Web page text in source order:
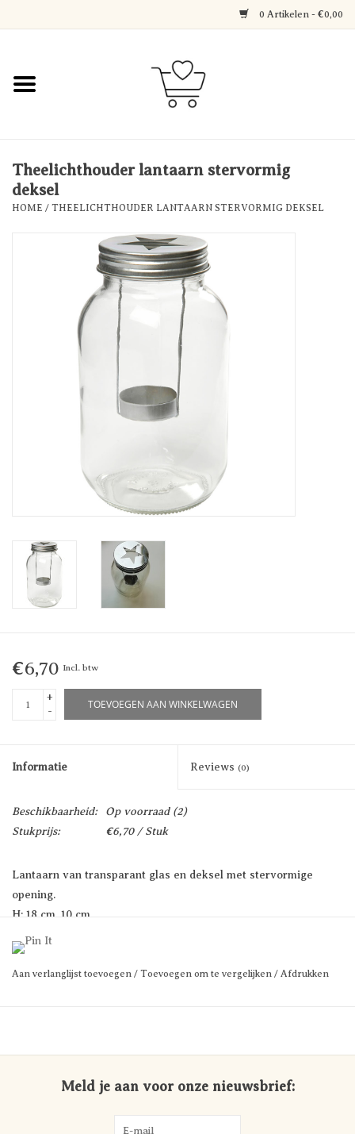
0 Artikelen - €0,00
Home
Decoratie
Over Axelle & Din Hobby
Theelichthouder lantaarn stervormig
deksel
HOME / THEELICHTHOUDER LANTAARN STERVORMIG DEKSEL
€6,70 Incl. btw
+
-
TOEVOEGEN AAN WINKELWAGEN
Informatie Reviews (0)
Beschikbaarheid: Op voorraad(2)
Stukprijs:
€6,70 / Stuk
Lantaarn van transparant glas en deksel met stervormige
opening.
H: 18 cm, 10 cm
Aan verlanglijst toevoegen / Toevoegen om te vergelijken / Afdrukken
Meld je aan voor onze nieuwsbrief: